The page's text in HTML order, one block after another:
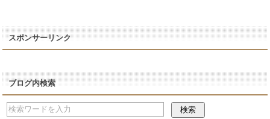
スポンサーリンク
ブログ内検索